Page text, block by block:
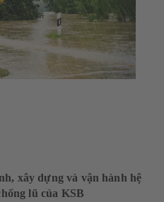
xây dựng và vận hành hệ
lũ của KSB